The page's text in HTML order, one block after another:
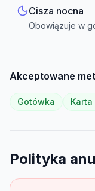
Cisza nocna
Obowiązuje w
Akceptowane
Gotówka Karta
Polityka